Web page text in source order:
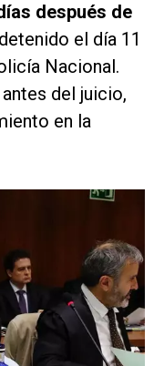
después de
el día 11
Nacional.
del juicio,
en la